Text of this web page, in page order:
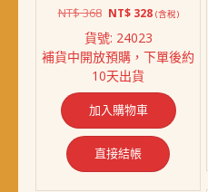
NT$368 原
價
格：
NT$ 368。
NT$328目
價
格：
(含稅)
貨號: 24023
補貨中開放預購，下單後約
10天出貨
加入購物車
直接結帳